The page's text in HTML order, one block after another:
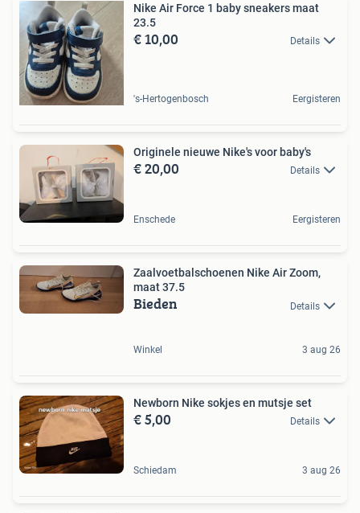
Nike Air Force 1 baby sneakers maat
23.5
€ 10,00 Details
's-Hertogenbosch Eergisteren
Originele nieuwe Nike's voor baby's
€ 20,00 Details
Enschede Eergisteren
Zaalvoetbalschoenen Nike Air Zoom,
maat 37.5
Bieden Details
Winkel 3 aug 26
Newborn Nike sokjes en mutsje set
€ 5,00 Details
Schiedam 3 aug 26